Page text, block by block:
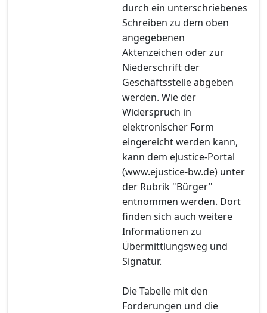
durch ein unterschriebenes
Schreiben zu dem oben
angegebenen
Aktenzeichen oder zur
Niederschrift der
Geschäftsstelle abgeben
werden. Wie der
Widerspruch in
elektronischer Form
eingereicht werden kann,
kann dem eJustice-Portal
(www.ejustice-bw.de) unter
der Rubrik "Bürger"
entnommen werden. Dort
finden sich auch weitere
Informationen zu
Übermittlungsweg und
Signatur.
Die Tabelle mit den
Forderungen und die